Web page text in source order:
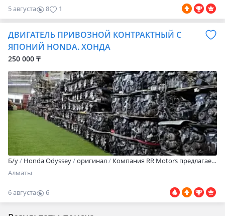
5 августа 8 1
ДВИГАТЕЛЬ ПРИВОЗНОЙ КОНТРАКТНЫЙ С
ЯПОНИЙ HONDA. ХОНДА
250 000 ₸
1
Б/y Honda Odyssey оригинал
Компания RR Motors предлагает оригинальные контрактные двигатели Honda в отличном техническом состоянии. В наличии двигатели для популярных моделей: Civic, Accord, Fit, Jazz, CR-V, HR-V, Vezel, Pilot, Odyssey, Stepwgn, Stream, Freed, Insight, Airwave, Shuttle, Integra, Legend, Inspire, Crosstour, Elysion и других моделей Honda. Все двигатели привезены с автомобилей без пробега по Казахстану, проходят обязательную проверку перед продажей и полностью готовы к установке. Проверяем компрессию, отсутствие посторонних шумов, состояние навесного оборудования, отсутствие течей масла и антифриза, следов перегрева, механических повреждений и скрытых дефектов. Поможем подобрать двигатель по VIN-коду, номеру двигателя или модели автомобиля. Если вы не уверены в совместимости, отправьте VIN-код автомобиля или фотографию шильдика наши специалисты быстро подберут подходящий вариант. По запросу предоставим дополнительные фотографии, видео проверки и всю необходимую информацию. Осуществляем отправку в любой регион Казахстана транспортной компанией. По городу доступна доставка. Возможен самовывоз. Наш адрес: г. Алматы, ул. Акжайлау, 19Б. Наши преимущества: Оригинальный контрактный двигатель Honda Большой выбор двигателей Honda в наличии Проверенное техническое состояние Подбор по VIN-коду Без скрытых дефектов Отправка по всему Казахстану Доставка по городу Red Рассрочка RR Motors надежный поставщик контрактных автозапчастей. Звоните или пишите ответим на все вопросы, поможем подобрать подходящий двигатель и оперативно оформим отправку.
Алматы
6 августа
6
0